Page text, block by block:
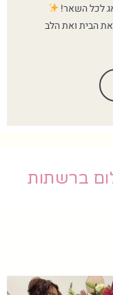
לכל השאר!
הבית ואת הלב
ברשתות